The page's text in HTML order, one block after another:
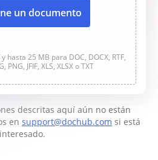
un documento
hasta 25 MB para DOC, DOCX, RTF,
PNG, JFIF, XLS, XLSX o TXT
descritas aquí aún no están
en support@dochub.com si está
interesado.